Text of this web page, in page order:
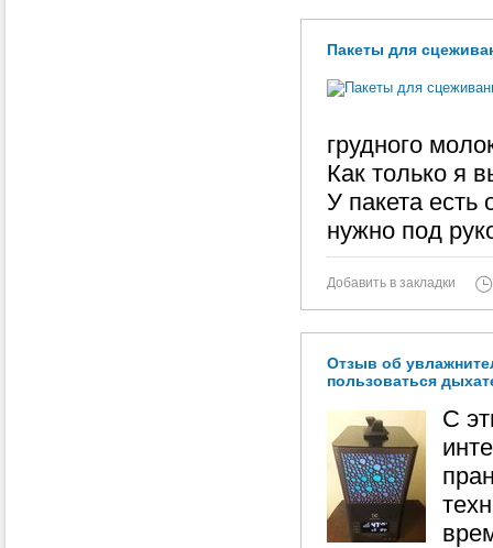
Пакеты для
грудного
Как только я
У пакета есть
нужно под
Добавить в закладки
Отзыв об
пользоваться
С